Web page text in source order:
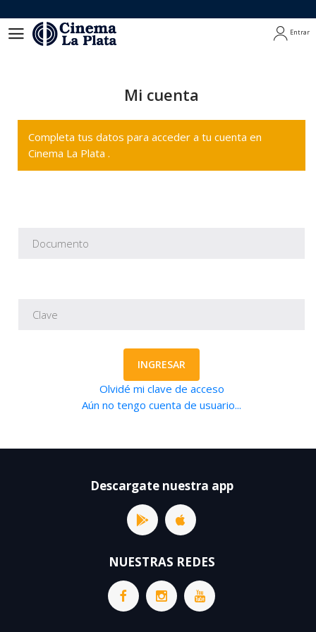
Entrar
Mi cuenta
Completa tus datos para acceder a tu cuenta en
Cinema La Plata .
INGRESAR
Olvidé mi clave de acceso
Aún no tengo cuenta de usuario...
Descargate nuestra app
NUESTRAS REDES